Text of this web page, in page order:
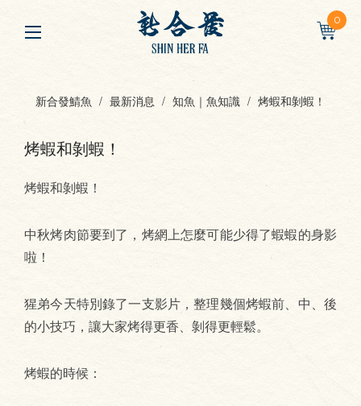
0
新合發鯖魚 最新消息 知魚｜魚知識 烤蝦和剝蝦！
烤蝦和剝蝦！
烤蝦和剝蝦！
中秋烤肉節要到了，烤網上怎麼可能少得了蝦蝦的身影
啦！
猩弟今天特別錄了一支影片，整理幾個烤蝦前、中、後
的小技巧，讓大家烤得更香、剝得更輕鬆。
烤蝦的時候：